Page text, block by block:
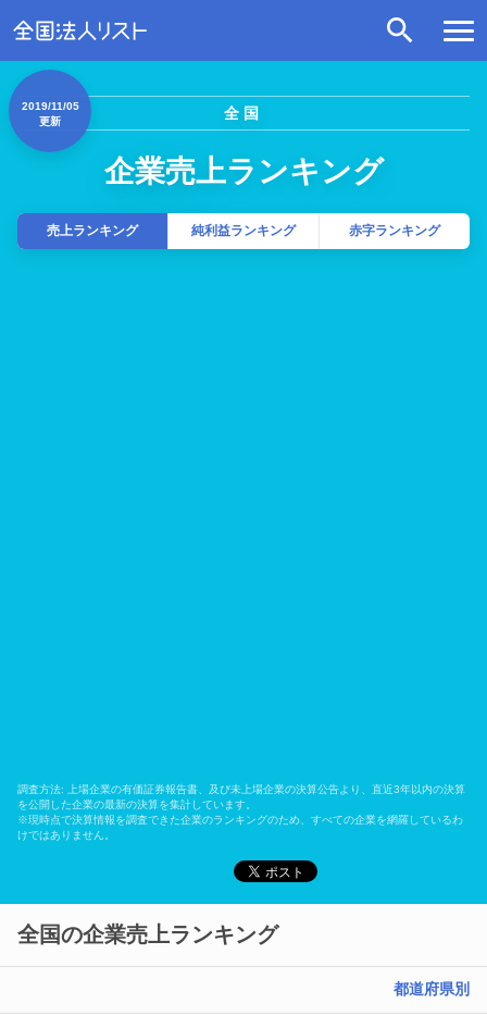
全国
企業売上ランキング
2019/11/05
更新
売上ランキング 純利益ランキング 赤字ランキング
調査方法: 上場企業の有価証券報告書、及び未上場企業の決算公告より、直近3年以内の決算
を公開した企業の最新の決算を集計しています。
※現時点で決算情報を調査できた企業のランキングのため、すべての企業を網羅しているわ
けではありません。
全国の企業売上ランキング
都道府県別